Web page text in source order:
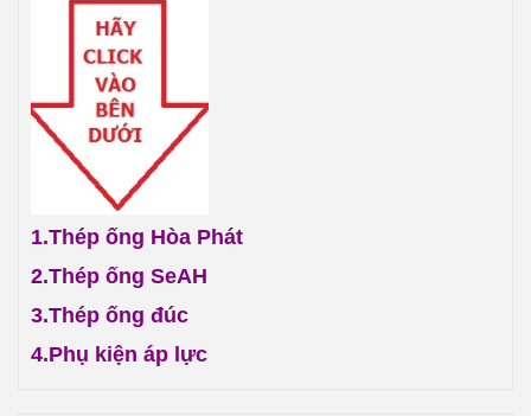
1.Thép ống Hòa Phát
2.Thép ống SeAH
3.Thép ống đúc
4.Phụ kiện áp lực